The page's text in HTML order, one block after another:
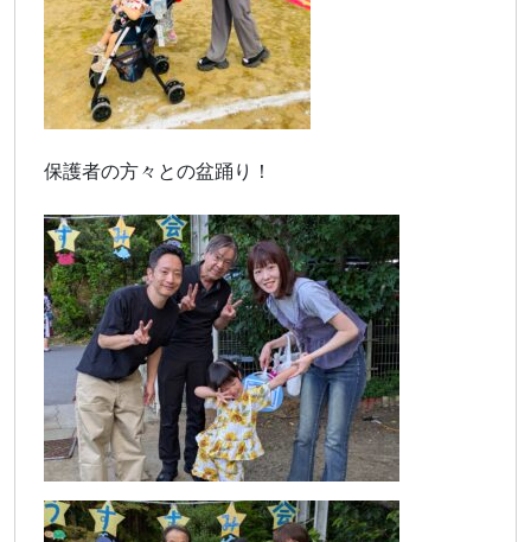
保護者の方々との盆踊り！